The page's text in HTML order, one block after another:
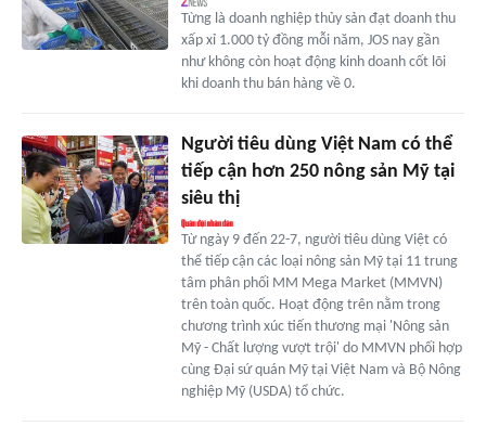
Từng là doanh nghiệp thủy sản đạt doanh thu
xấp xỉ 1.000 tỷ đồng mỗi năm, JOS nay gần
như không còn hoạt động kinh doanh cốt lõi
khi doanh thu bán hàng về 0.
Người tiêu dùng Việt Nam có thể
tiếp cận hơn 250 nông sản Mỹ tại
siêu thị
Từ ngày 9 đến 22-7, người tiêu dùng Việt có
thể tiếp cận các loại nông sản Mỹ tại 11 trung
tâm phân phối MM Mega Market (MMVN)
trên toàn quốc. Hoạt động trên nằm trong
chương trình xúc tiến thương mại 'Nông sản
Mỹ - Chất lượng vượt trội' do MMVN phối hợp
cùng Đại sứ quán Mỹ tại Việt Nam và Bộ Nông
nghiệp Mỹ (USDA) tổ chức.